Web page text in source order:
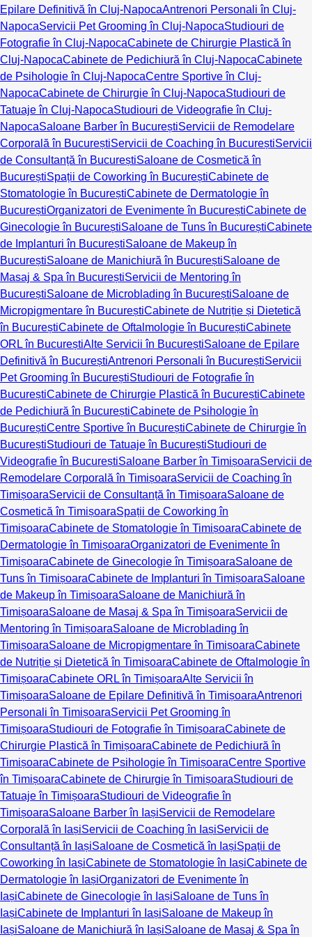
Epilare Definitivă în Cluj-NapocaAntrenori Personali în Cluj-
NapocaServicii Pet Grooming în Cluj-NapocaStudiouri de
Fotografie în Cluj-NapocaCabinete de Chirurgie Plastică în
Cluj-NapocaCabinete de Pedichiură în Cluj-NapocaCabinete
de Psihologie în Cluj-NapocaCentre Sportive în Cluj-
NapocaCabinete de Chirurgie în Cluj-NapocaStudiouri de
Tatuaje în Cluj-NapocaStudiouri de Videografie în Cluj-
NapocaSaloane Barber în BucureștiServicii de Remodelare
Corporală în BucureștiServicii de Coaching în BucureștiServicii
de Consultanță în BucureștiSaloane de Cosmetică în
BucureștiSpații de Coworking în BucureștiCabinete de
Stomatologie în BucureștiCabinete de Dermatologie în
BucureștiOrganizatori de Evenimente în BucureștiCabinete de
Ginecologie în BucureștiSaloane de Tuns în BucureștiCabinete
de Implanturi în BucureștiSaloane de Makeup în
BucureștiSaloane de Manichiură în BucureștiSaloane de
Masaj & Spa în BucureștiServicii de Mentoring în
BucureștiSaloane de Microblading în BucureștiSaloane de
Micropigmentare în BucureștiCabinete de Nutriție și Dietetică
în BucureștiCabinete de Oftalmologie în BucureștiCabinete
ORL în BucureștiAlte Servicii în BucureștiSaloane de Epilare
Definitivă în BucureștiAntrenori Personali în BucureștiServicii
Pet Grooming în BucureștiStudiouri de Fotografie în
BucureștiCabinete de Chirurgie Plastică în BucureștiCabinete
de Pedichiură în BucureștiCabinete de Psihologie în
BucureștiCentre Sportive în BucureștiCabinete de Chirurgie în
BucureștiStudiouri de Tatuaje în BucureștiStudiouri de
Videografie în BucureștiSaloane Barber în TimișoaraServicii de
Remodelare Corporală în TimișoaraServicii de Coaching în
TimișoaraServicii de Consultanță în TimișoaraSaloane de
Cosmetică în TimișoaraSpații de Coworking în
TimișoaraCabinete de Stomatologie în TimișoaraCabinete de
Dermatologie în TimișoaraOrganizatori de Evenimente în
TimișoaraCabinete de Ginecologie în TimișoaraSaloane de
Tuns în TimișoaraCabinete de Implanturi în TimișoaraSaloane
de Makeup în TimișoaraSaloane de Manichiură în
TimișoaraSaloane de Masaj & Spa în TimișoaraServicii de
Mentoring în TimișoaraSaloane de Microblading în
TimișoaraSaloane de Micropigmentare în TimișoaraCabinete
de Nutriție și Dietetică în TimișoaraCabinete de Oftalmologie în
TimișoaraCabinete ORL în TimișoaraAlte Servicii în
TimișoaraSaloane de Epilare Definitivă în TimișoaraAntrenori
Personali în TimișoaraServicii Pet Grooming în
TimișoaraStudiouri de Fotografie în TimișoaraCabinete de
Chirurgie Plastică în TimișoaraCabinete de Pedichiură în
TimișoaraCabinete de Psihologie în TimișoaraCentre Sportive
în TimișoaraCabinete de Chirurgie în TimișoaraStudiouri de
Tatuaje în TimișoaraStudiouri de Videografie în
TimișoaraSaloane Barber în IașiServicii de Remodelare
Corporală în IașiServicii de Coaching în IașiServicii de
Consultanță în IașiSaloane de Cosmetică în IașiSpații de
Coworking în IașiCabinete de Stomatologie în IașiCabinete de
Dermatologie în IașiOrganizatori de Evenimente în
IașiCabinete de Ginecologie în IașiSaloane de Tuns în
IașiCabinete de Implanturi în IașiSaloane de Makeup în
IașiSaloane de Manichiură în IașiSaloane de Masaj & Spa în